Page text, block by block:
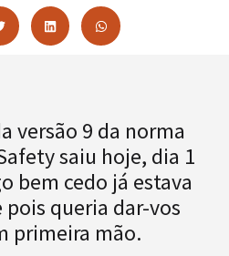
versão 9 da norma
saiu hoje, dia 1
bem cedo já estava
queria dar-vos
primeira mão.